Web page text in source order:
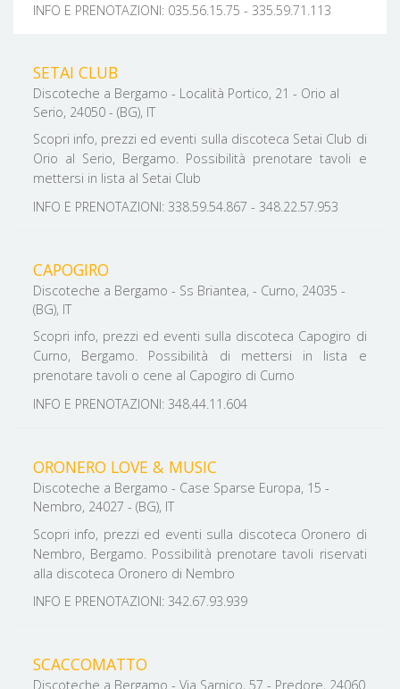
INFO E PRENOTAZIONI: 035.56.15.75 - 335.59.71.113
SETAI CLUB
Discoteche a Bergamo - Località Portico, 21 - Orio al
Serio, 24050 - (BG), IT
Scopri info, prezzi ed eventi sulla discoteca Setai Club di
Orio al Serio, Bergamo. Possibilità prenotare tavoli e
mettersi in lista al Setai Club
INFO E PRENOTAZIONI: 338.59.54.867 - 348.22.57.953
CAPOGIRO
Discoteche a Bergamo - Ss Briantea, - Curno, 24035 -
(BG), IT
Scopri info, prezzi ed eventi sulla discoteca Capogiro di
Curno, Bergamo. Possibilità di mettersi in lista e
prenotare tavoli o cene al Capogiro di Curno
INFO E PRENOTAZIONI: 348.44.11.604
ORONERO LOVE & MUSIC
Discoteche a Bergamo - Case Sparse Europa, 15 -
Nembro, 24027 - (BG), IT
Scopri info, prezzi ed eventi sulla discoteca Oronero di
Nembro, Bergamo. Possibilità prenotare tavoli riservati
alla discoteca Oronero di Nembro
INFO E PRENOTAZIONI: 342.67.93.939
SCACCOMATTO
Discoteche a Bergamo - Via Sarnico, 57 - Predore, 24060